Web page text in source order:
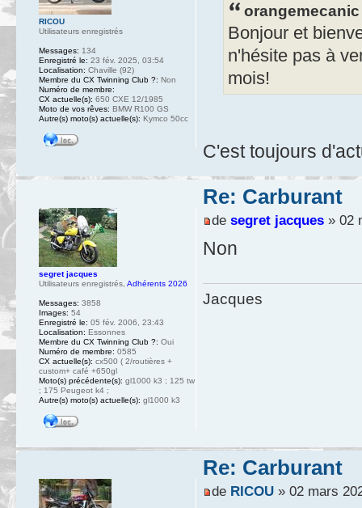
Bonjour et
n'hésite pas à
mois!
C'est toujours
RICOU
Utilisateurs enregistrés
Messages: 134
Enregistré le: 23 fév. 2025, 03:54
Localisation: Chaville (92)
Membre du CX Twinning Club ?: Non
Numéro de membre:
CX actuelle(s): 650 CXE 12/1985
Moto de vos rêves: BMW R100 GS
Autre(s) moto(s) actuelle(s): Kymco 50cc
Re: Carburant
de segret jacques» 02
Non
Jacques
segret jacques
Utilisateurs enregistrés Adhérents 2026
Messages: 3858
Images: 54
Enregistré le: 05 fév. 2006, 23:43
Localisation: Essonnes
Membre du CX Twinning Club ?: Oui
Numéro de membre: 0585
CX actuelle(s): cx500 ( 2/routières +
custom+ café +650gl
Moto(s) précédente(s): gl1000 k3 ; 125 tw
; 175 Peugeot k4 ;
Autre(s) moto(s) actuelle(s): gl1000 k3
Re: Carburant
de RICOU» 02 mars